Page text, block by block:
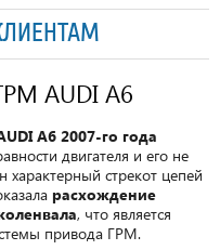
AUDI A6
A6 2007-го года
двигателя и его не
стрекот цепей
расхождение
, что является
привода ГРМ.